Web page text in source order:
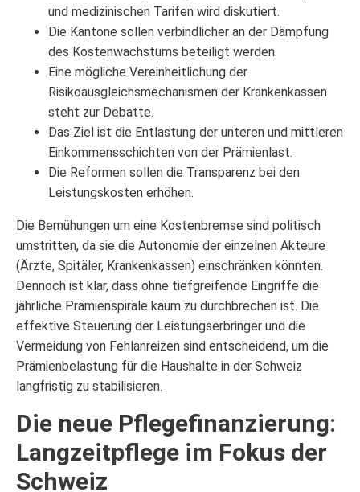
und medizinischen Tarifen wird diskutiert.
Die Kantone sollen verbindlicher an der Dämpfung
des Kostenwachstums beteiligt werden.
Eine mögliche Vereinheitlichung der
Risikoausgleichsmechanismen der Krankenkassen
steht zur Debatte.
Das Ziel ist die Entlastung der unteren und mittleren
Einkommensschichten von der Prämienlast.
Die Reformen sollen die Transparenz bei den
Leistungskosten erhöhen.
Die Bemühungen um eine Kostenbremse sind politisch
umstritten, da sie die Autonomie der einzelnen Akteure
(Ärzte, Spitäler, Krankenkassen) einschränken könnten.
Dennoch ist klar, dass ohne tiefgreifende Eingriffe die
jährliche Prämienspirale kaum zu durchbrechen ist. Die
effektive Steuerung der Leistungserbringer und die
Vermeidung von Fehlanreizen sind entscheidend, um die
Prämienbelastung für die Haushalte in der Schweiz
langfristig zu stabilisieren.
Die neue Pflegefinanzierung:
Langzeitpflege im Fokus der
Schweiz